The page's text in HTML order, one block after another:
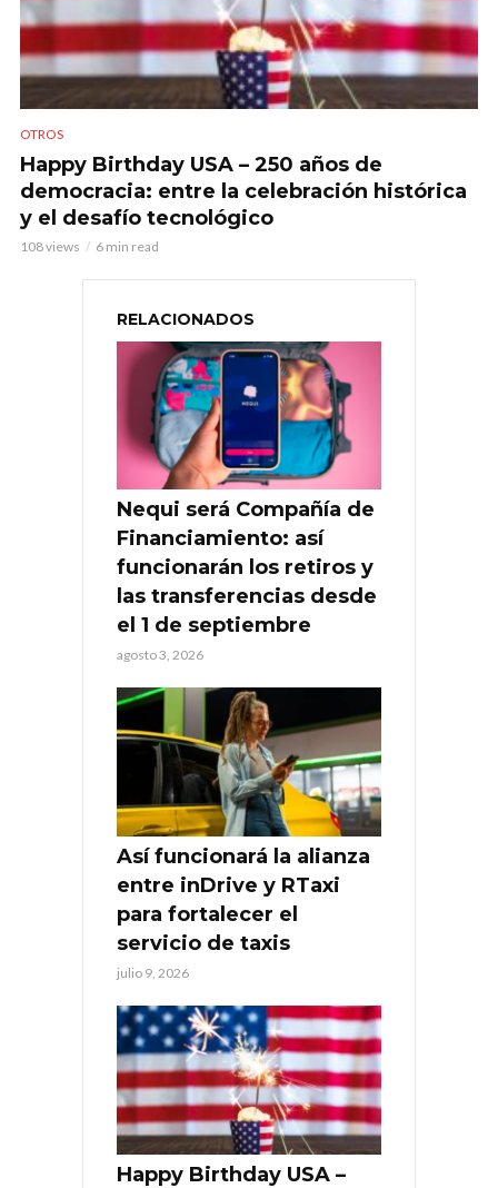
OTROS
Happy Birthday USA – 250 años de
democracia: entre la celebración histórica
y el desafío tecnológico
108 views 6 min read
RELACIONADOS
Nequi será Compañía de
Financiamiento: así
funcionarán los retiros y
las transferencias desde
el 1 de septiembre
agosto 3, 2026
Así funcionará la alianza
entre inDrive y RTaxi
para fortalecer el
servicio de taxis
julio 9, 2026
Happy Birthday USA –